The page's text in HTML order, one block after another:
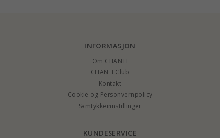
INFORMASJON
Om CHANTI
CHANTI Club
Kontakt
Cookie og Personvernpolicy
Samtykkeinnstillinger
KUNDESERVICE